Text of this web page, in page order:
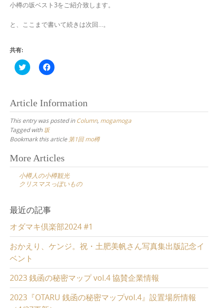
小樽の坂ベスト3をご紹介致します。
と、ここまで書いて続きは次回…。
共有:
ク
リ
て
T
w
t
t
r
有
(
新
し
い
ド
で
開
き
ま
す
)
F
a
o
o
k
共
る
は
ク
リ
ッ
ク
し
(
新
し
い
ウ
ド
ウ
で
開
き
ま
Article Information
This entry was posted inColumn, mogamoga
Tagged with坂
Bookmark this article 第1回 mo樽
Post
navigation
More Articles
小樽人の小樽観光
クリスマスっぽいもの
最近の記事
オダマキ倶楽部2024 #1
おかえり、ケンジ。祝・土肥美帆さん写真集出版記念イ
ベント
2023 銭函の秘密マップ vol.4 協賛企業情報
2023『OTARU 銭函の秘密マップvol.4』設置場所情報